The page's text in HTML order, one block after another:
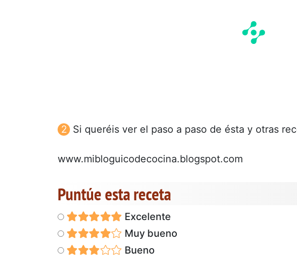
Si queréis ver el paso a paso de ésta y otras
www.mibloguicodecocina.blogspot.com
Puntúe esta receta
Excelente
Muy bueno
Bueno